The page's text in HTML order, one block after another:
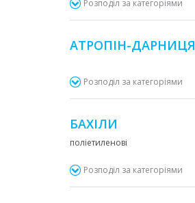
Розподіл за категоріями
АТРОПІН-ДАРНИЦЯ
Розподіл за категоріями
БАХІЛИ
поліетиленові
Розподіл за категоріями